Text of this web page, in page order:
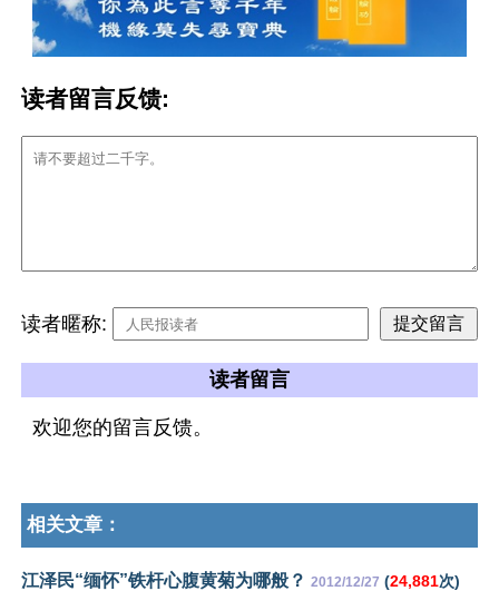
读者留言反馈:
读者暱称:
读者留言
欢迎您的留言反馈。
相关文章：
江泽民“缅怀”铁杆心腹黄菊为哪般？ 2012/12/27 (24,881次)